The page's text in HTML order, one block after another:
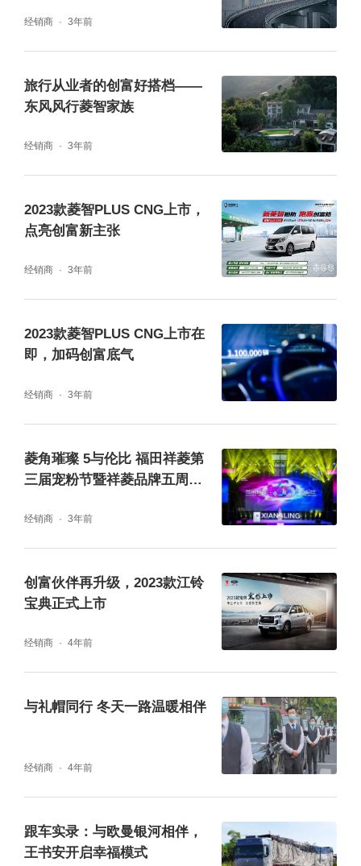
所谓幸福三重奏的一重奏,就是通过幸福星家庭
真人秀评选,选出典型用户引领更多创富者走出
幸福加速度。二重奏的创富大赢家挑战赛,则是
赛为实用,让更多的用户大胆去实践。三重奏则
创富团体。三大乐章,品效合一,从理论到实践
全方位奏响创富节奏。
福田祥菱在助推用户通往小康的路上,一直从未
度支持着在幸福的奋斗道路上一步一个脚印踏
实前行的卡友们。站在历史的新起点上,福田祥
菱正式启动了“幸福日”计划,从本月20日开始每
的福田祥菱创富之星将现身说法,分享独家创富
经验,引领群英汇成员避开弯路,早日致富。
经销商 3年前
旅行从业者的创富好搭档——
东风风行菱智家族
经销商 3年前
2023款菱智PLUS CNG上市，
点亮创富新主张
经销商 3年前
2023款菱智PLUS CNG上市在
即，加码创富底气
经销商 3年前
菱角璀璨 5与伦比 福田祥菱第
三届宠粉节暨祥菱品牌五周年
经销商 3年前
创富伙伴再升级，2023款江铃
宝典正式上市
经销商 4年前
与礼帽同行 冬天一路温暖相伴
经销商 4年前
跟车实录：与欧曼银河相伴，
王书安开启幸福模式